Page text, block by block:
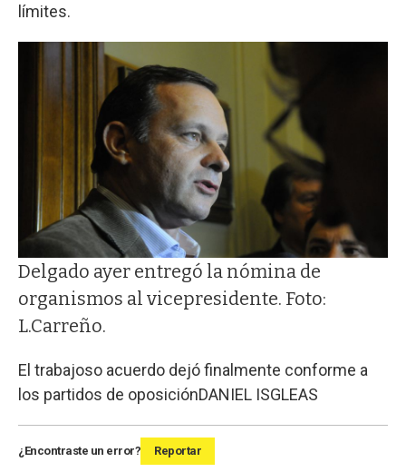
límites.
Delgado ayer entregó la nómina de
organismos al vicepresidente. Foto:
L.Carreño.
El trabajoso acuerdo dejó finalmente conforme a
los partidos de oposiciónDANIEL ISGLEAS
¿Encontraste un error? Reportar